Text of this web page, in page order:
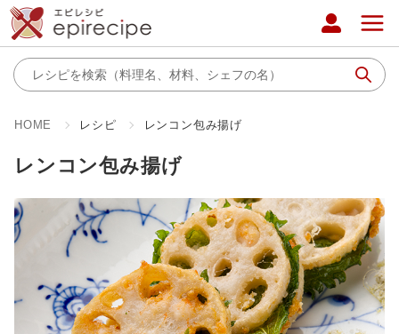
HOME レシピ レンコン包み揚げ
レンコン包み揚げ